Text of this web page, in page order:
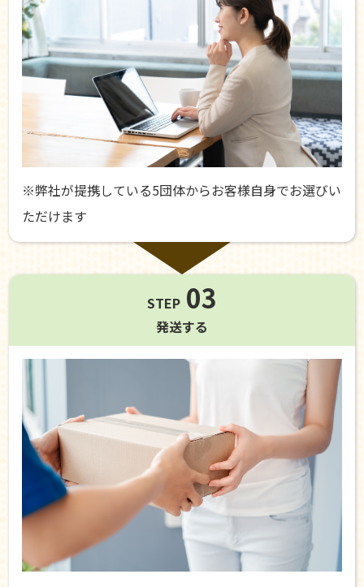
※弊社が提携している5団体からお客様自身でお選びい
ただけます
STEP 03
発送する